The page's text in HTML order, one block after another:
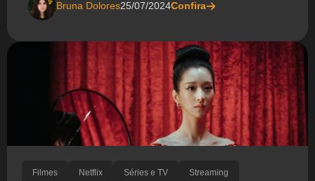
Bruna Dolores25/07/2024Confira
Filmes Netflix Séries e TV Streaming